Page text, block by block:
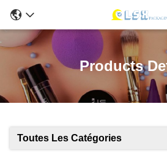
Products
Toutes Les Catégories